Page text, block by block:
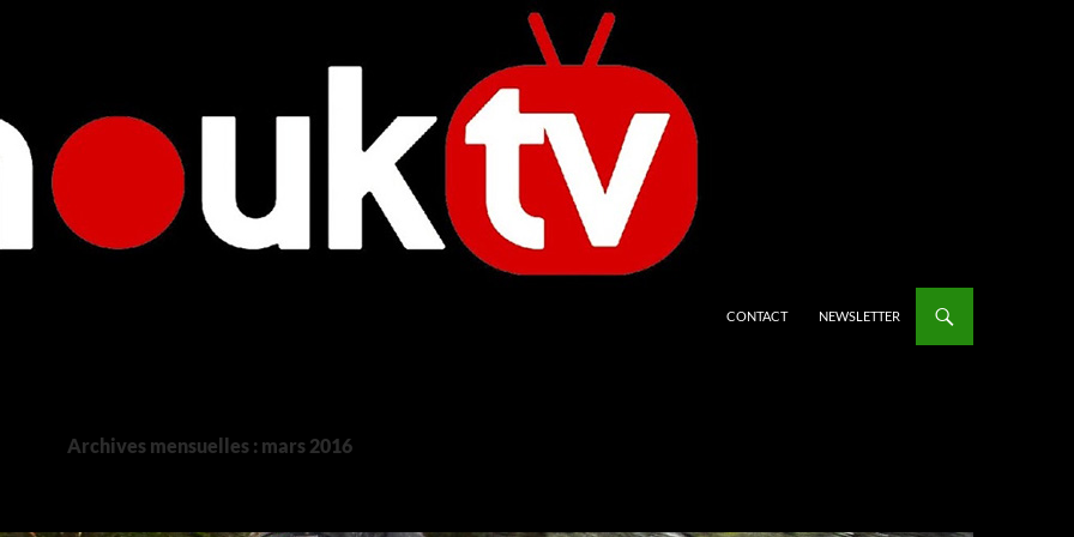
CONTACT NEWSLETTER
Archives mensuelles : mars 2016